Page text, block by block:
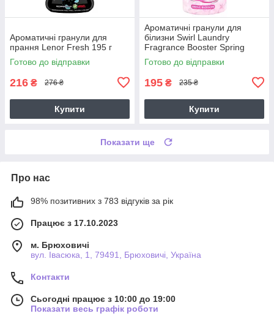
Ароматичні гранули для
прання Lenor Fresh 195 г
Готово до відправки
216 ₴ 276 ₴
Купити
Ароматичні гранули для
білизни Swirl Laundry
Fragrance Booster Spring
Blossom 350 гр
Готово до відправки
195 ₴ 235 ₴
Купити
Показати ще
Про нас
98% позитивних з 783 відгуків за рік
Працює з 17.10.2023
м. Брюховичі
вул. Івасюка, 1, 79491, Брюховичі, Україна
Контакти
Сьогодні працює з 10:00 до 19:00
Показати весь графік роботи